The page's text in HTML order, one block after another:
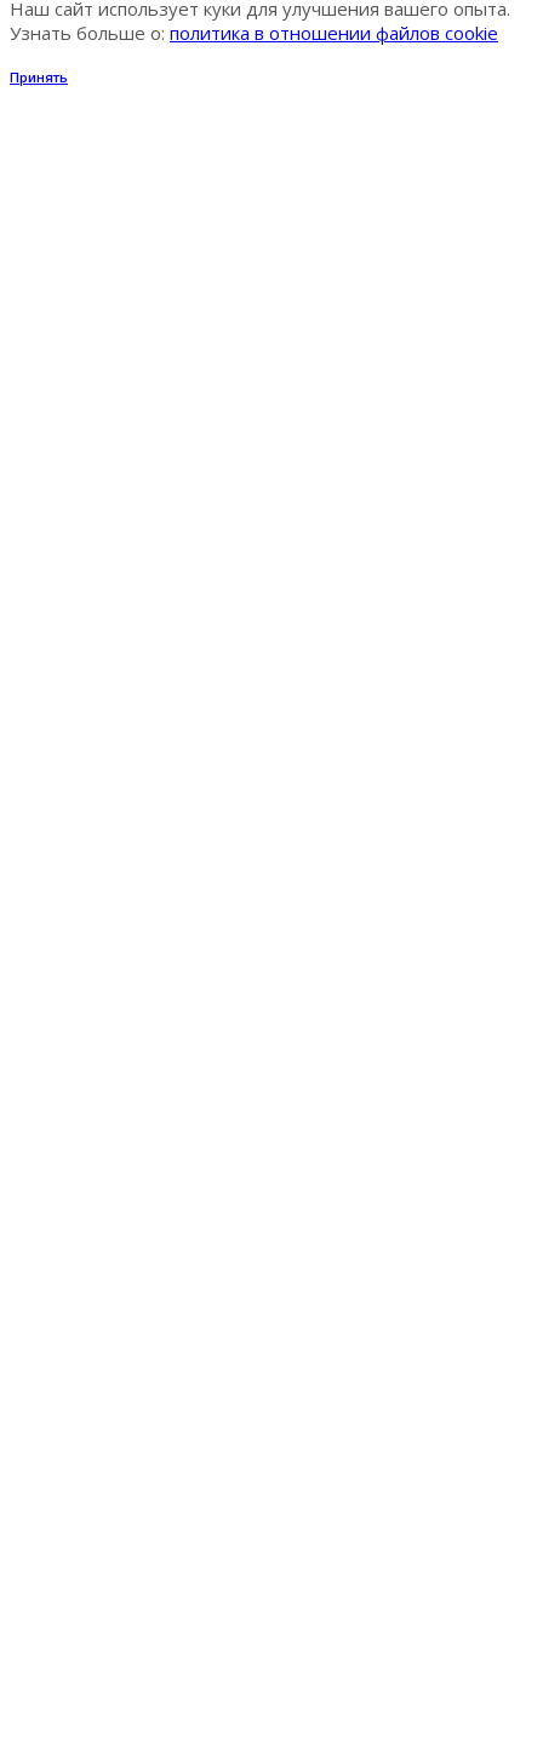
Наш сайт использует куки для улучшения вашего опыта.
Узнать больше о: политика в отношении файлов cookie
Принять